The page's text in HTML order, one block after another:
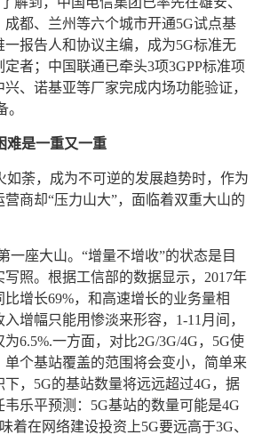
都、兰州等六个城市开通5G试点基
一报告人和协议主编，成为5G标准无
者；中国联通已牵头3项3GPP标准项
、诺基亚等厂家完成内场功能验证，
难是一重又一重
如荼，成为不可逆的发展趋势时，作为
商却“压力山大”，面临着双重大山的
一座大山。“增量不增收”的状态是目
照。根据工信部的数据显示，2017年
增长69%，和高速增长的业务量相
增幅只能用惨淡来形容，1-11月间，
6.5%.一方面，对比2G/3G/4G，5G使
单个基站覆盖的范围将会变小，简单来
，5G的基站数量将远远超过4G，据
乐平预测：5G基站的数量可能是4G
着在网络建设投资上5G要远高于3G、